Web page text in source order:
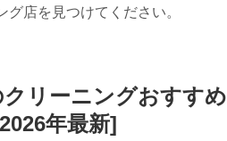
店を見つけてください。
リーニングおすすめ
年最新]